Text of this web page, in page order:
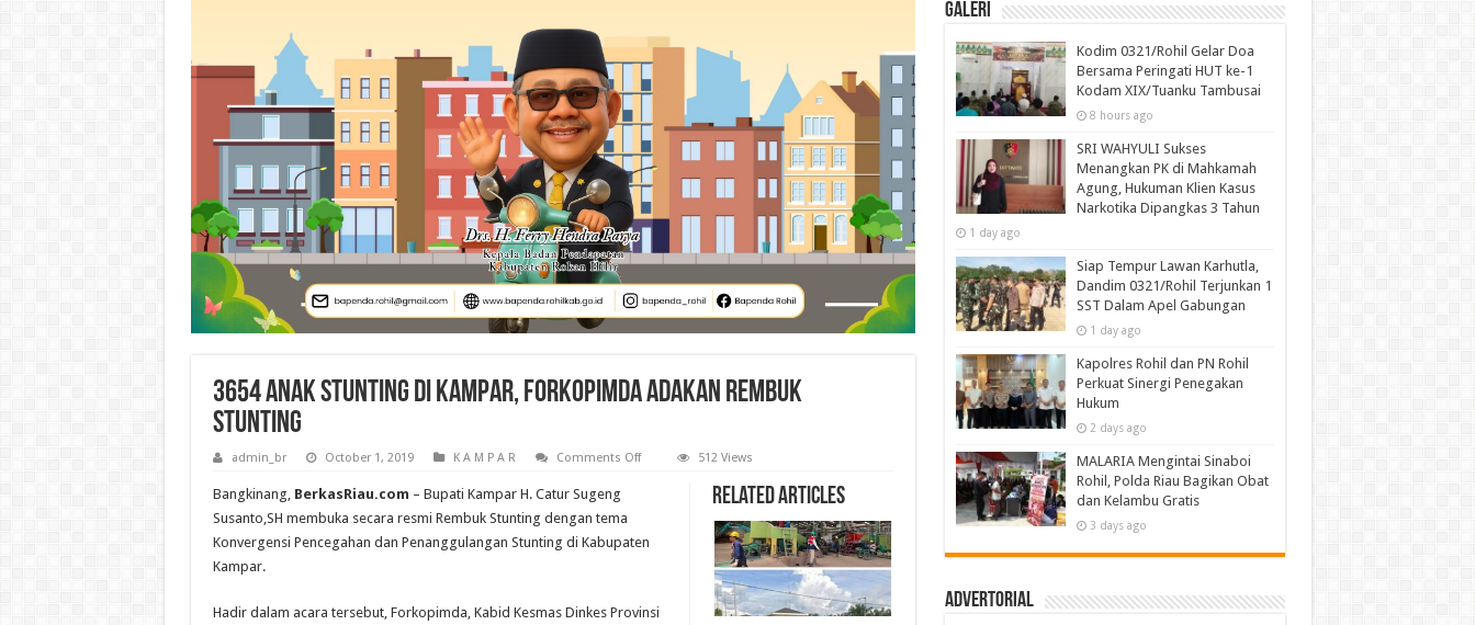
3654 Anak Stunting di Kampar, Forkopimda Adakan Rembuk
Stunting
admin_br October 1, 2019 K A M P A R Comments Offon
Forkopimda
512 Views
Related Articles
Bangkinang, BerkasRiau.com – Bupati Kampar H. Catur Sugeng
Susanto,SH membuka secara resmi Rembuk Stunting dengan tema
Konvergensi Pencegahan dan Penanggulangan Stunting di Kabupaten
Kampar.
Hadir dalam acara tersebut, Forkopimda, Kabid Kesmas Dinkes Provinsi
Galeri
Kodim 0321/Rohil Gelar Doa
Bersama Peringati HUT ke-1
Kodam XIX/Tuanku Tambusai
8 hours ago
SRI WAHYULI Sukses
Menangkan PK di Mahkamah
Agung, Hukuman Klien Kasus
Narkotika Dipangkas 3 Tahun
1 day ago
Siap Tempur Lawan Karhutla,
Dandim 0321/Rohil Terjunkan 1
SST Dalam Apel Gabungan
1 day ago
Kapolres Rohil dan PN Rohil
Perkuat Sinergi Penegakan
Hukum
2 days ago
MALARIA Mengintai Sinaboi
Rohil, Polda Riau Bagikan Obat
dan Kelambu Gratis
3 days ago
Advertorial